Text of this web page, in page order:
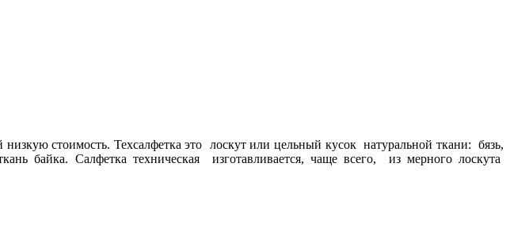
стоимость. Техсалфетка это лоскут или цельный кусок натуральной ткани: бязь,
байка. Салфетка техническая
изготавливается, чаще всего, из мерного лоскута